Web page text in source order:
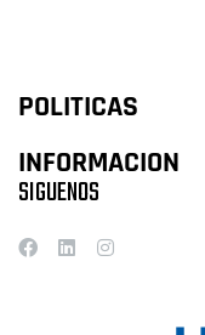
POLITICAS
INFORMACION
SIGUENOS